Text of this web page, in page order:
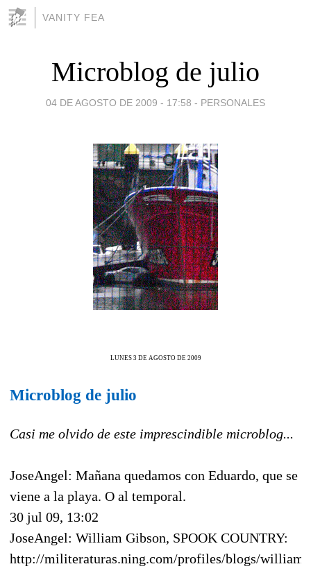
VANITY FEA
Microblog de julio
04 DE AGOSTO DE 2009 - 17:58 - PERSONALES
LUNES 3 DE AGOSTO DE 2009
Microblog de julio
Casi me olvido de este imprescindible microblog...
JoseAngel: Mañana quedamos con Eduardo, que se
viene a la playa. O al temporal.
30 jul 09, 13:02
JoseAngel: William Gibson, SPOOK COUNTRY:
http://militeraturas.ning.com/profiles/blogs/william-